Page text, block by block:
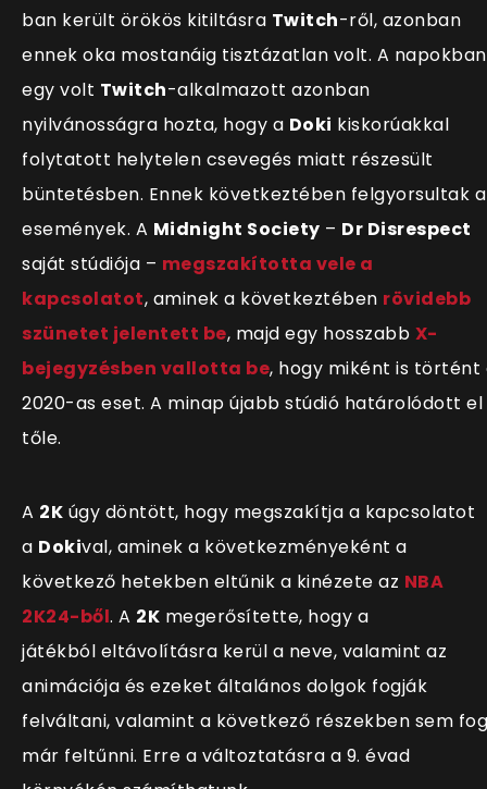
ban került örökös kitiltásra Twitch-ről, azonban
ennek oka mostanáig tisztázatlan volt. A napokban
egy volt Twitch-alkalmazott azonban
nyilvánosságra hozta, hogy a Doki kiskorúakkal
folytatott helytelen csevegés miatt részesült
büntetésben. Ennek következtében felgyorsultak
események. A Midnight Society – Dr Disrespect
saját stúdiója – megszakította vele a
kapcsolatot, aminek a következtében rövidebb
szünetet jelentett be, majd egy hosszabb X-
bejegyzésben vallotta be, hogy miként is történt
2020-as eset. A minap újabb stúdió határolódott el
tőle.
A 2K úgy döntött, hogy megszakítja a kapcsolatot
a Dokival, aminek a következményeként a
következő hetekben eltűnik a kinézete az NBA
2K24-ből. A 2K megerősítette, hogy a
játékból eltávolításra kerül a neve, valamint az
animációja és ezeket általános dolgok fogják
felváltani, valamint a következő részekben sem fog
már feltűnni. Erre a változtatásra a 9. évad